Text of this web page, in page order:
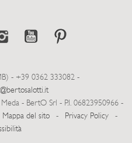
- +39 0362 333082 -
- BertO Srl - P.I. 06823950966 -
Mappa del sito - Privacy Policy
-